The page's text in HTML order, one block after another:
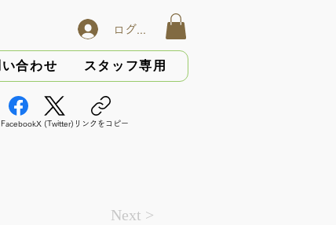
ログイン
い合わせ スタッフ専用
FacebookX (Twitter) リンクをコピー
Next >